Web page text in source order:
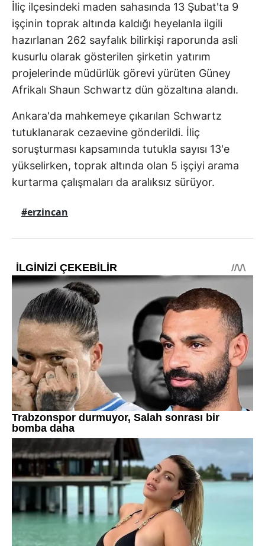
İliç ilçesindeki maden sahasında 13 Şubat'ta 9
işçinin toprak altında kaldığı heyelanla ilgili
hazırlanan 262 sayfalık bilirkişi raporunda asli
kusurlu olarak gösterilen şirketin yatırım
projelerinde müdürlük görevi yürüten Güney
Afrikalı Shaun Schwartz dün gözaltına alandı.
Ankara'da mahkemeye çıkarılan Schwartz
tutuklanarak cezaevine gönderildi. İliç
soruşturması kapsamında tutukla sayısı 13'e
yükselirken, toprak altında olan 5 işçiyi arama
kurtarma çalışmaları da aralıksız sürüyor.
#erzincan